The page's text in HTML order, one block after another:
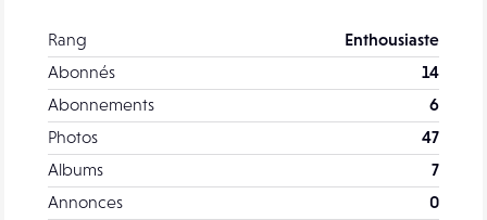
Rang
Enthousiaste
Abonnés
14
Abonnements
6
Photos
47
Albums
7
Annonces
0